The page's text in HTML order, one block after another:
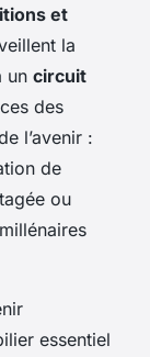
et
la
un circuit
des
l’avenir :
de
ou
essentiel